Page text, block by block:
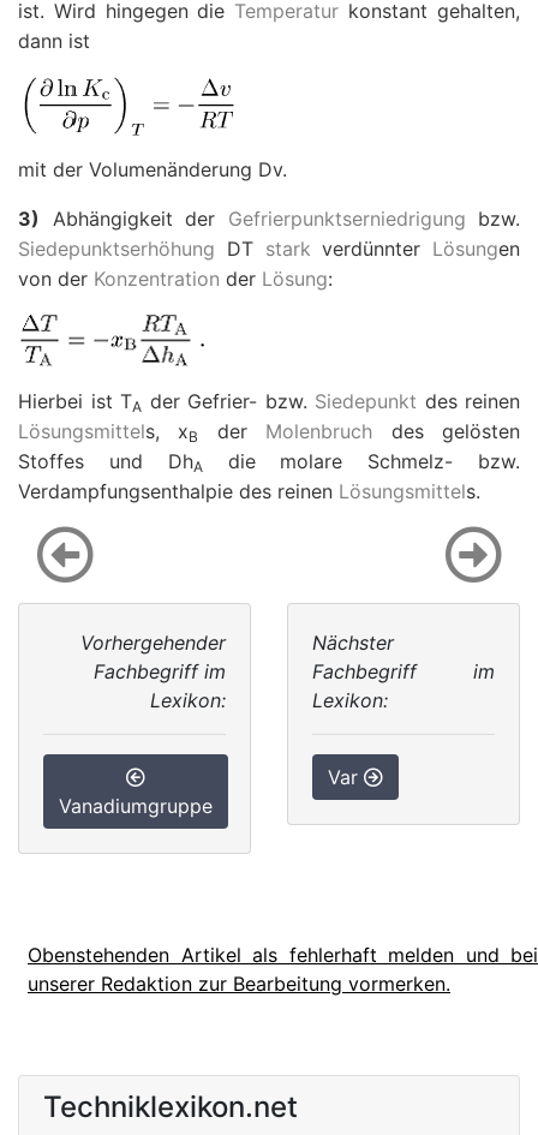
ist. Wird hingegen die Temperatur konstant gehalten,
dann ist
mit der Volumenänderung Dv.
3) Abhängigkeit der Gefrierpunktserniedrigung bzw.
Siedepunktserhöhung DT stark verdünnter Lösungen
von der Konzentration der Lösung:
Hierbei ist TA der Gefrier- bzw. Siedepunkt des reinen
Lösungsmittels, xB der Molenbruch des gelösten
Stoffes und DhA
die molare Schmelz- bzw.
Verdampfungsenthalpie des reinen Lösungsmittels.
Vorhergehender
Fachbegriff im
Lexikon:
Vanadiumgruppe
Nächster
Fachbegriff im
Lexikon:
Var
Obenstehenden Artikel als fehlerhaft melden und bei
unserer Redaktion zur Bearbeitung vormerken.
Techniklexikon.net